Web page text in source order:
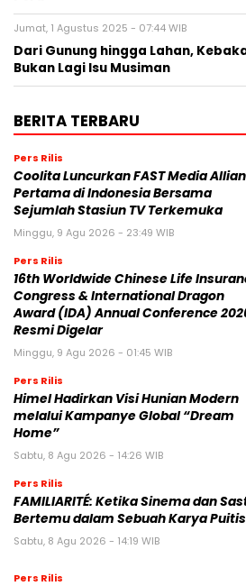
Jumat, 1 Agustus 2025 - 07:44 WIB
Dari Gunung hingga Lahan,
Bukan Lagi Isu Musiman
BERITA TERBARU
Pers Rilis
Coolita Luncurkan FAST Media
Pertama di Indonesia Bersama
Sejumlah Stasiun TV Terkemuka
Minggu, 9 Agu 2026 - 23:49 WIB
Pers Rilis
16th Worldwide Chinese Life
Congress & International Dragon
Award (IDA) Annual Conference
Resmi Digelar
Minggu, 9 Agu 2026 - 01:45 WIB
Pers Rilis
Himel Hadirkan Visi Hunian Modern
melalui Kampanye Global “Dream
Home”
Sabtu, 8 Agu 2026 - 14:26 WIB
Pers Rilis
FAMILIARITÉ: Ketika Sinema dan
Bertemu dalam Sebuah Karya Puitis
Sabtu, 8 Agu 2026 - 14:19 WIB
Pers Rilis